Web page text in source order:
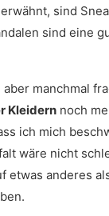
sind
sind eine
manchmal
Kleidern noch
ich mich
wäre nicht
etwas anderes